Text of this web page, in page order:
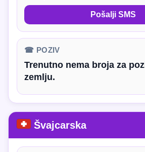
Pošalji SMS
☎ POZIV
Trenutno nema broja za
zemlju.
Švajcarska